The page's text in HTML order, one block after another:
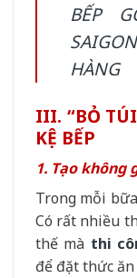
BẾP
HÀNG
III. “BỎ
KỆ BẾP
1. Tạo không
Trong mỗi
Có rất nhiều
thế mà thi
để đặt thức